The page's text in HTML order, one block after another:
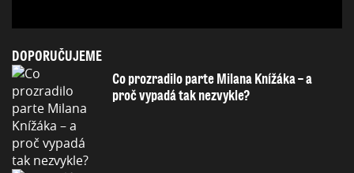
DOPORUČUJEME
Co prozradilo parte Milana Knížáka – a
proč vypadá tak nezvykle?